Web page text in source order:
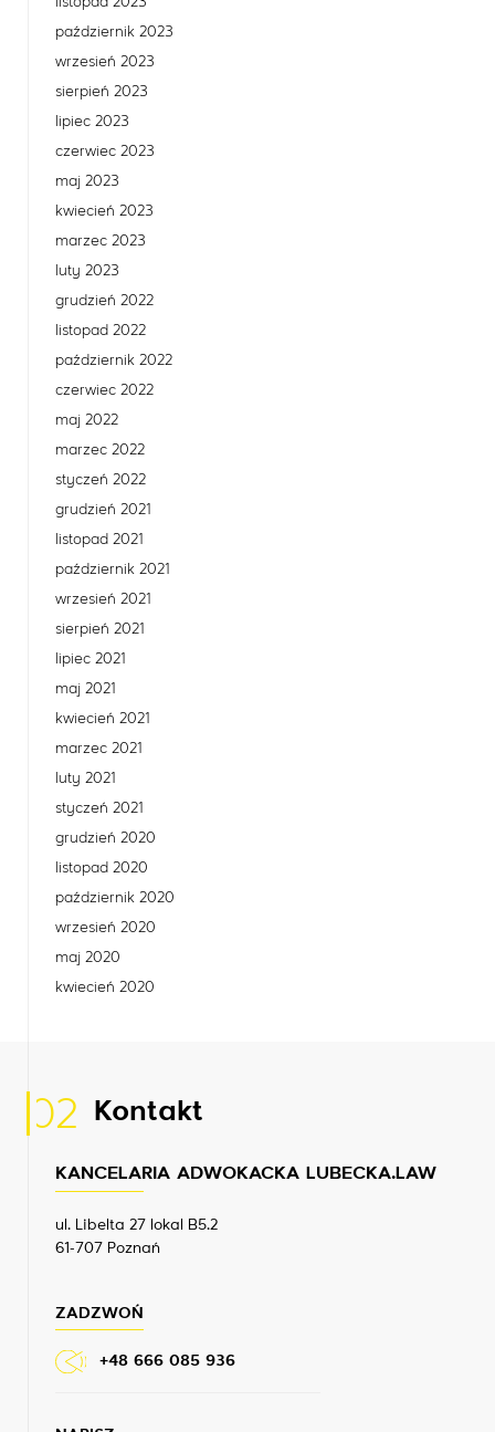
październik 2023
wrzesień 2023
sierpień 2023
lipiec 2023
czerwiec 2023
maj 2023
kwiecień 2023
marzec 2023
luty 2023
grudzień 2022
listopad 2022
październik 2022
czerwiec 2022
maj 2022
marzec 2022
styczeń 2022
grudzień 2021
listopad 2021
październik 2021
wrzesień 2021
sierpień 2021
lipiec 2021
maj 2021
kwiecień 2021
marzec 2021
luty 2021
styczeń 2021
grudzień 2020
listopad 2020
październik 2020
wrzesień 2020
maj 2020
kwiecień 2020
02 Kontakt
KANCELARIA ADWOKACKA LUBECKA.LAW
ul. Libelta 27 lokal B5.2
61-707 Poznań
ZADZWOŃ
+48 666 085 936